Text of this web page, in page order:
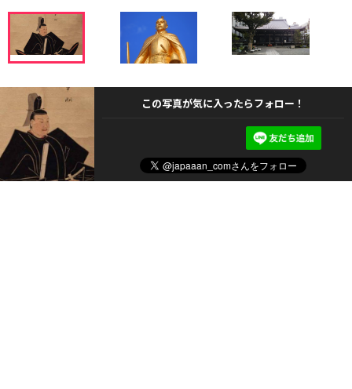
この写真が気に入ったらフォロー！